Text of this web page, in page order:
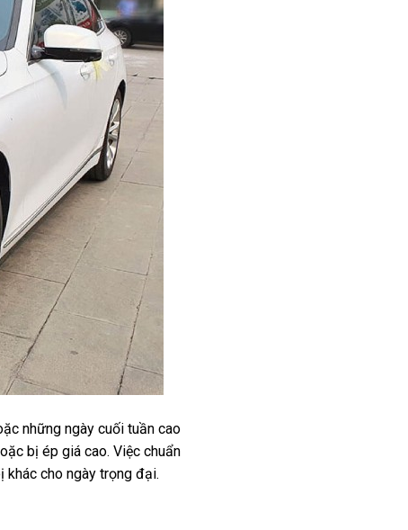
những ngày cuối tuần cao
bị ép giá cao. Việc chuẩn
khác cho ngày trọng đại.